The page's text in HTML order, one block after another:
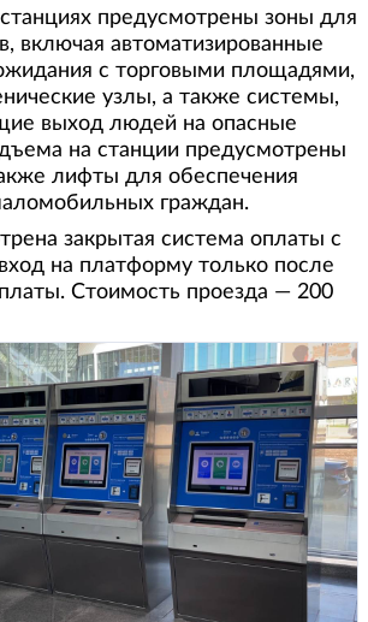
станциях предусмотрены зоны для
включая автоматизированные
с торговыми площадями,
узлы, а также системы,
выход людей на опасные
на станции предусмотрены
лифты для обеспечения
граждан.
закрытая система оплаты с
на платформу только после
Стоимость проезда — 200